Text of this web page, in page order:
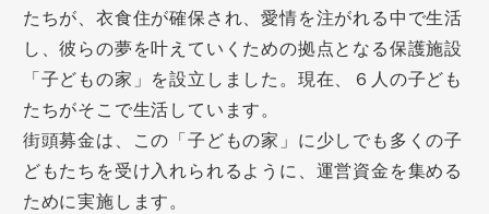
たちが、衣食住が確保され、愛情を注がれる中で生活
し、彼らの夢を叶えていくための拠点となる保護施設
「子どもの家」を設立しました。現在、６人の子ども
たちがそこで生活しています。
街頭募金は、この「子どもの家」に少しでも多くの子
どもたちを受け入れられるように、運営資金を集める
ために実施します。